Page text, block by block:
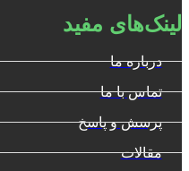
لینک‌های مفید
درباره ما
تماس با ما
پرسش و پاسخ
مقالات